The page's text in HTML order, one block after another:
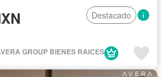
Destacado
GROUP BIENES RAICES